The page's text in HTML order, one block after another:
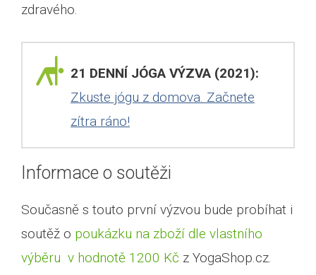
zdravého.
21 DENNÍ JÓGA VÝZVA (2021):
Zkuste jógu z domova. Začnete
zítra ráno!
Informace o soutěži
Současně s touto první výzvou bude probíhat i
soutěž o poukázku na zboží dle vlastního
výběru v hodnotě 1200 Kč z YogaShop.cz.